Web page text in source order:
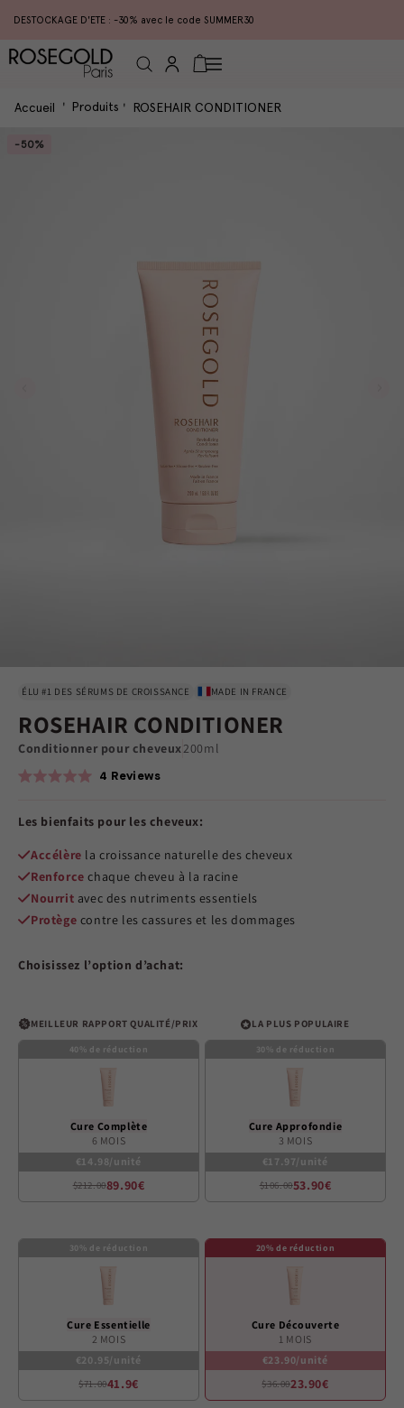
DESTOCKAGE D'ETE : -30% avec le code SUMMER30
ConnexionPanier
Accueil Produits ROSEHAIR CONDITIONER
-50%
ÉLU #1 DES SÉRUMS DE CROISSANCE MADE IN FRANCE
ROSEHAIR CONDITIONER
Conditionner pour cheveux200ml
out
of
stars
4 Reviews
Les bienfaits pour les cheveux:
Accélère la croissance naturelle des cheveux
Renforce chaque cheveu à la racine
Nourrit avec des nutriments essentiels
Protège contre les cassures et les dommages
Choisissez l’option d’achat:
MEILLEUR RAPPORT QUALITÉ/PRIX
40% de réduction
Cure Complète
6 MOIS
€14.98/unité
$212.0089.90€
LA PLUS POPULAIRE
30% de réduction
Cure Approfondie
3 MOIS
€17.97/unité
$106.0053.90€
30% de réduction
Cure Essentielle
2 MOIS
€20.95/unité
$71.0041.9€
20% de réduction
Cure Découverte
1 MOIS
€23.90/unité
$36.0023.90€